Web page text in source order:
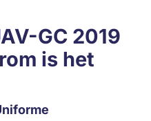
GC 2019
is het